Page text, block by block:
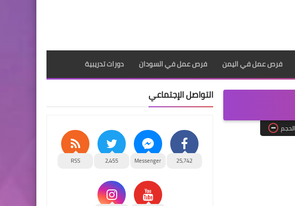
فرص عمل في اليمن فرص عمل في السودان دورات تدريبية
الحجم
التواصل الإجتماعي
25,742
Messenger
2,455
RSS